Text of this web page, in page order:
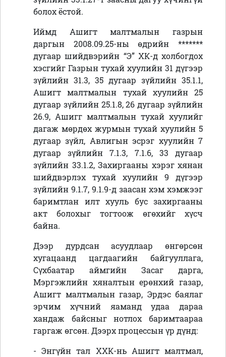
болох ёстой.
Иймд Ашигт малтмалын газрын
даргын 2008.09.25-ны өдрийн *******
дугаар шийдвэрийн “Э” ХК-д холбогдох
хэсгийг Газрын тухай хуулийн 31 дүгээр
зүйлийн 31.3, 35 дугаар зүйлийн 35.1.1,
Ашигт малтмалын тухай хуулийн 25
дугаар зүйлийн 25.1.8, 26 дугаар зүйлийн
26.9, Ашигг малтмалын тухай хуулийг
дагаж мөрдөх журмын тухай хуулийн 5
дугаар зүйл, Авлигын эсрэг хуулийн 7
дугаар зүйлийн 7.1.3, 7.1.6, 33 дугаар
зүйлийн 33.1.2, Захиргааны хэрэг хянан
шийдвэрлэх тухай хуулийн 9 дүгээр
зүйлийн 9.1.7, 9.1.9-д заасан хэм хэмжээг
баримтлан илт хууль бус захиргааны
акт болохыг тогтоож өгөхийг хүсч
байна.
Дээр дурдсан асуудлаар өнгөрсөн
хугацаанд цагдаагийн байгууллага,
Сүхбаатар аймгийн Засаг дарга,
Мэргэжлийн хяналтын ерөнхий газар,
Ашигт малтмалын газар, Эрдэс баялаг
эрчим хүчний яаманд удаа дараа
хандаж байсныг нотлох баримтаараа
гаргаж өгсөн. Дээрх процессын үр дүнд:
- Энгүйн тал ХХК-нь Ашигт малтмал,